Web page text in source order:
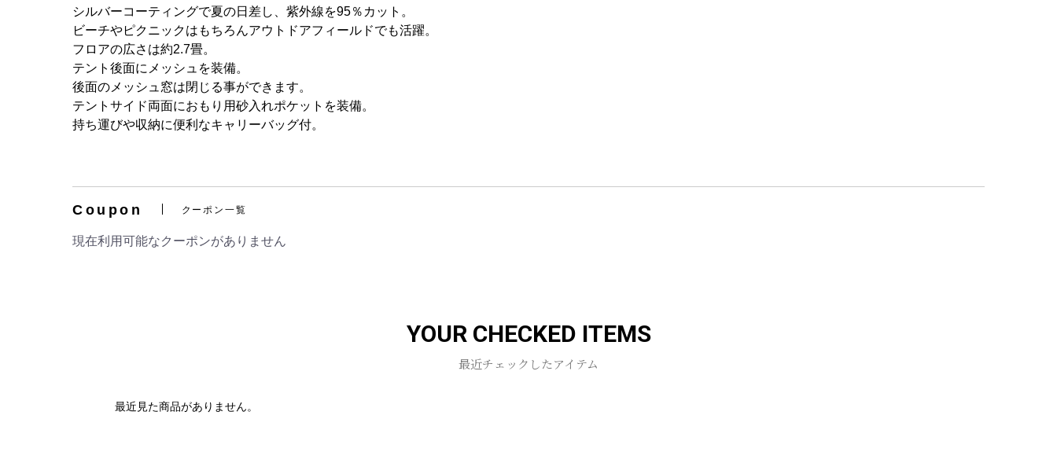
シルバーコーティングで夏の日差し、紫外線を95％カット。
ビーチやピクニックはもちろんアウトドアフィールドでも活躍。
フロアの広さは約2.7畳。
テント後面にメッシュを装備。
後面のメッシュ窓は閉じる事ができます。
テントサイド両面におもり用砂入れポケットを装備。
持ち運びや収納に便利なキャリーバッグ付。
Coupon クーポン一覧
現在利用可能なクーポンがありません
YOUR CHECKED ITEMS
最近チェックしたアイテム
最近見た商品がありません。